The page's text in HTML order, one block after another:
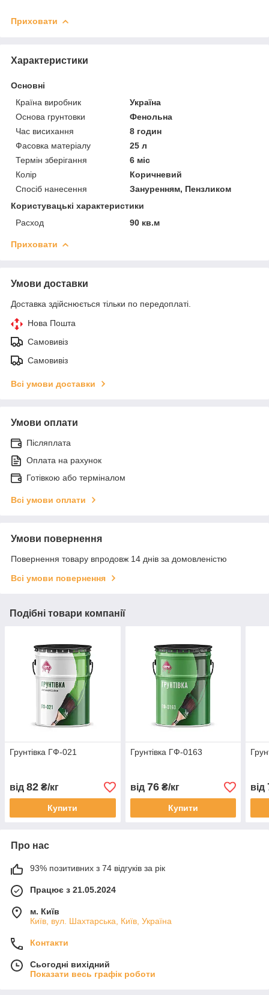
Приховати
Характеристики
Основні
Країна виробник
Україна
Основа грунтовки
Фенольна
Час висихання
8 годин
Фасовка матеріалу
25 л
Термін зберігання
6 міс
Колір
Коричневий
Спосіб нанесення
Зануренням, Пензликом
Користувацькі характеристики
Расход
90 кв.м
Приховати
Умови доставки
Доставка здійснюється тільки по передоплаті.
Нова Пошта
Самовивіз
Самовивіз
Всі умови доставки
Умови оплати
Післяплата
Оплата на рахунок
Готівкою або терміналом
Всі умови оплати
Умови повернення
Повернення товару впродовж 14 днів за домовленістю
Всі умови повернення
Подібні товари компанії
Грунтівка ГФ-021
від 82 ₴/кг
Купити
Грунтівка ГФ-0163
від 76₴/кг
Купити
від
Про нас
93% позитивних з 74 відгуків за рік
Працює з 21.05.2024
м. Київ
Київ, вул. Шахтарська, Київ, Україна
Контакти
Сьогодні вихідний
Показати весь графік роботи